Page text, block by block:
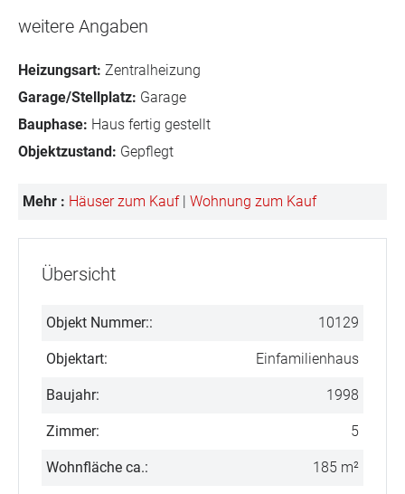
weitere Angaben
Heizungsart: Zentralheizung
Garage/Stellplatz: Garage
Bauphase: Haus fertig gestellt
Objektzustand: Gepflegt
Mehr : Häuser zum Kauf| Wohnung zum Kauf
Übersicht
Objekt Nummer:: 10129
Objektart: Einfamilienhaus
Baujahr: 1998
Zimmer: 5
Wohnfläche ca.: 185 m²